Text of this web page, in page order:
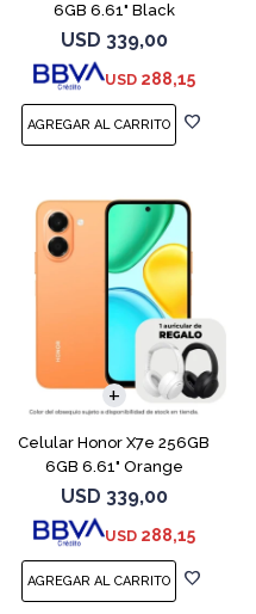
6GB 6.61" Black
USD 339,00
USD 288,15
Celular Honor X7e 256GB
6GB 6.61" Orange
USD 339,00
USD 288,15
COMPARAR